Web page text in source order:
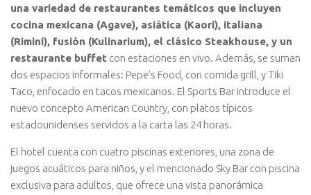
una variedad de restaurantes temáticos que incluyen
cocina mexicana (Agave), asiática (Kaori), italiana
(Rimini), fusión (Kulinarium), el clásico Steakhouse, y un
restaurante buffet con estaciones en vivo. Además, se suman
dos espacios informales: Pepe’s Food, con comida grill, y Tiki
Taco, enfocado en tacos mexicanos. El Sports Bar introduce el
nuevo concepto American Country, con platos típicos
estadounidenses servidos a la carta las 24 horas.
El hotel cuenta con cuatro piscinas exteriores, una zona de
juegos acuáticos para niños, y el mencionado Sky Bar con piscina
exclusiva para adultos, que ofrece una vista panorámica